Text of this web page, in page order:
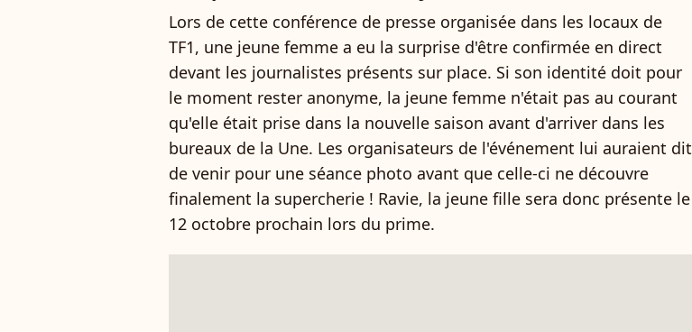
Lors de cette conférence de presse organisée dans les locaux de
TF1, une jeune femme a eu la surprise d'être confirmée en direct
devant les journalistes présents sur place. Si son identité doit pour
le moment rester anonyme, la jeune femme n'était pas au courant
qu'elle était prise dans la nouvelle saison avant d'arriver dans les
bureaux de la Une. Les organisateurs de l'événement lui auraient dit
de venir pour une séance photo avant que celle-ci ne découvre
finalement la supercherie ! Ravie, la jeune fille sera donc présente le
12 octobre prochain lors du prime.